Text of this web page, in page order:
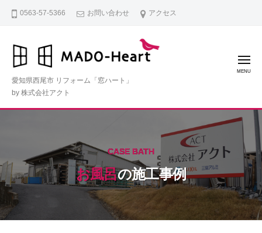
0563-57-5366 お問い合わせ アクセス
愛知県西尾市 リフォーム「窓ハート」
by 株式会社アクト
メ
ニ
CASE BATH
お風呂の施工事例